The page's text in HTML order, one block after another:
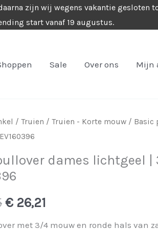
zijn wij wegens vakantie gesloten
start vanaf 19 augustus.
Sale Over ons Mijn
/ Truien / Truien - Korte mouw / Basic
dames lichtgeel
Oorspronkelijke
prijs
€ 26,21
prijs
met 3/4 mouw en ronde hals van